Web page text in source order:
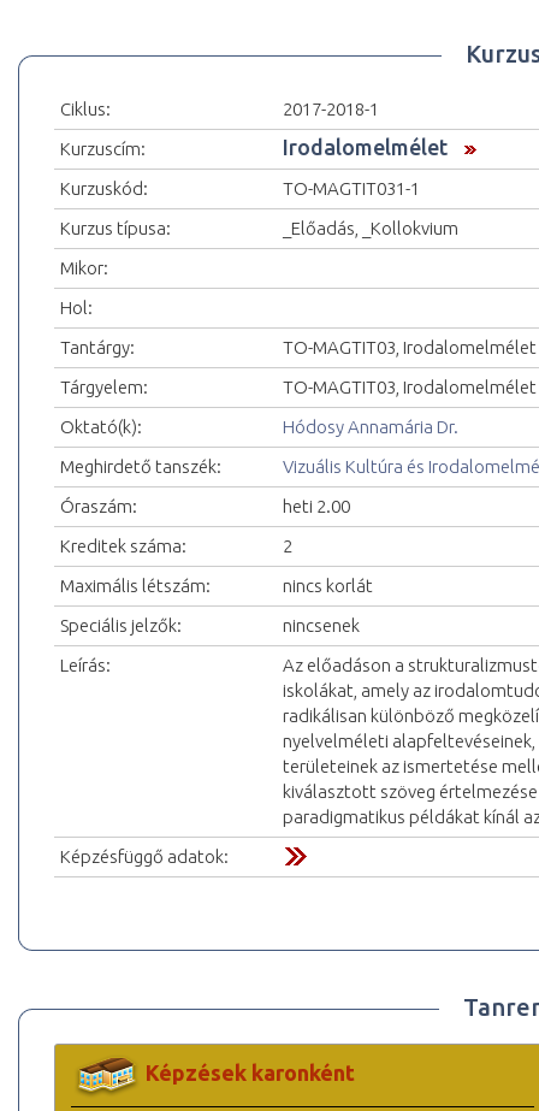
Ciklus:
2017-2018-1
Kurzuscím:
Irodalomelmélet
Kurzuskód:
TO-MAGTIT031-1
Kurzus típusa:
_Előadás, _Kollokvium
Mikor:
Hol:
Tantárgy:
TO-MAGTIT03, Irodalomelmélet
Tárgyelem:
TO-MAGTIT03, Irodalomelmélet
Oktató(k):
Hódosy Annamária Dr.
Meghirdető tanszék:
Vizuális Kultúra és
Óraszám:
heti 2.00
Kreditek száma:
2
Maximális létszám:
nincs korlát
Speciális jelzők:
nincsenek
Leírás:
Az előadáson a
iskolákat, amely az
radikálisan különböző
nyelvelméleti
területeinek az ismertetése
kiválasztott szöveg
paradigmatikus példákat kínál
Képzésfüggő adatok:
Képzések karonként